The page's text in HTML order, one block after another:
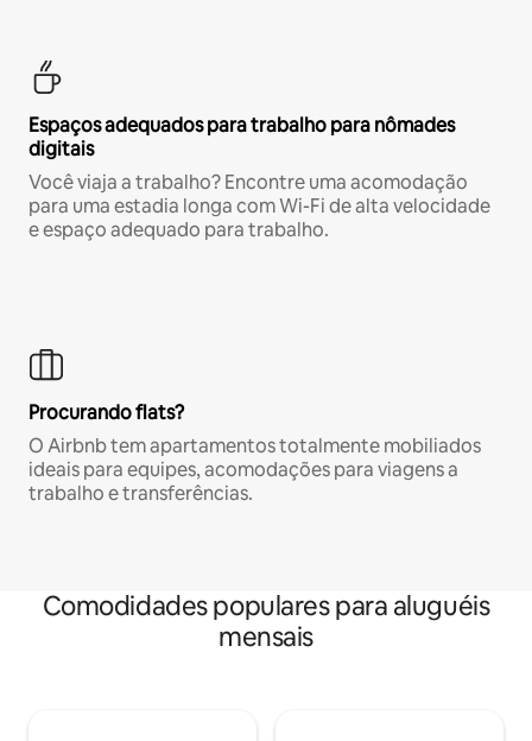
Espaços adequados para trabalho para nômades
digitais
Você viaja a trabalho? Encontre uma acomodação
para uma estadia longa com Wi-Fi de alta velocidade
e espaço adequado para trabalho.
Procurando flats?
O Airbnb tem apartamentos totalmente mobiliados
ideais para equipes, acomodações para viagens a
trabalho e transferências.
Comodidades populares para aluguéis
mensais